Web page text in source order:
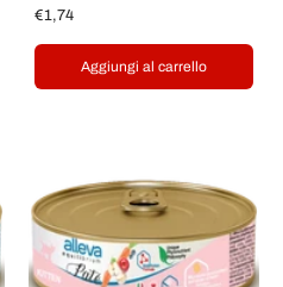
€1,74
Aggiungi al carrello